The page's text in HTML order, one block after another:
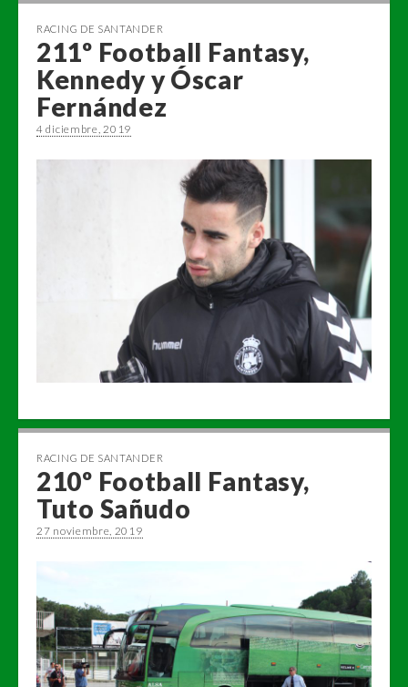
RACING DE SANTANDER
211º Football Fantasy,
Kennedy y Óscar
Fernández
4 diciembre, 2019
RACING DE SANTANDER
210º Football Fantasy,
Tuto Sañudo
27 noviembre, 2019